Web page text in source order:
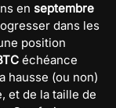
en septembre
dans les
position
échéance
hausse (ou non)
et de la taille de